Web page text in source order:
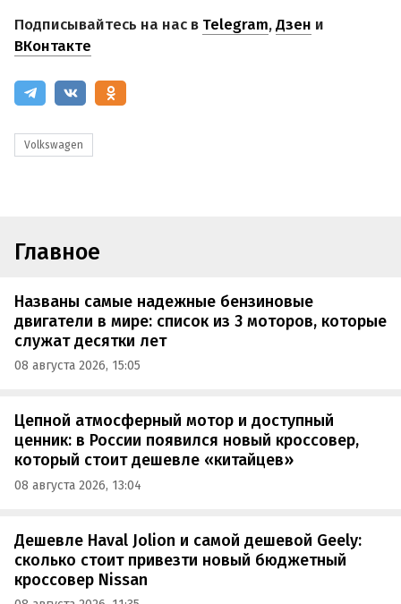
Подписывайтесь на нас в Telegram,Дзен и
ВКонтакте
Volkswagen
Главное
Названы самые надежные бензиновые
двигатели в мире: список из 3 моторов, которые
служат десятки лет
08 августа 2026, 15:05
Цепной атмосферный мотор и доступный
ценник: в России появился новый кроссовер,
который стоит дешевле «китайцев»
08 августа 2026, 13:04
Дешевле Haval Jolion и самой дешевой Geely:
сколько стоит привезти новый бюджетный
кроссовер Nissan